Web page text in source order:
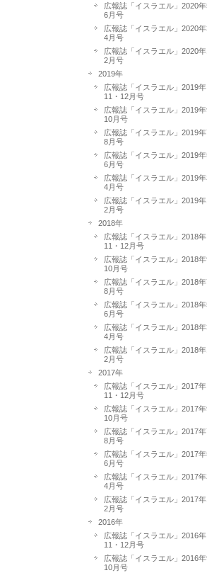
広報誌「イスラエル」2020年
6月号
広報誌「イスラエル」2020年
4月号
広報誌「イスラエル」2020年
2月号
2019年
広報誌「イスラエル」2019年
11・12月号
広報誌「イスラエル」2019年
10月号
広報誌「イスラエル」2019年
8月号
広報誌「イスラエル」2019年
6月号
広報誌「イスラエル」2019年
4月号
広報誌「イスラエル」2019年
2月号
2018年
広報誌「イスラエル」2018年
11・12月号
広報誌「イスラエル」2018年
10月号
広報誌「イスラエル」2018年
8月号
広報誌「イスラエル」2018年
6月号
広報誌「イスラエル」2018年
4月号
広報誌「イスラエル」2018年
2月号
2017年
広報誌「イスラエル」2017年
11・12月号
広報誌「イスラエル」2017年
10月号
広報誌「イスラエル」2017年
8月号
広報誌「イスラエル」2017年
6月号
広報誌「イスラエル」2017年
4月号
広報誌「イスラエル」2017年
2月号
2016年
広報誌「イスラエル」2016年
11・12月号
広報誌「イスラエル」2016年
10月号